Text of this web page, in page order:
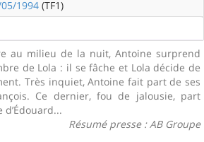
1994 (TF1)
au milieu de la nuit, Antoine surprend
de Lola : il se fâche et Lola décide de
Très inquiet, Antoine fait part de ses
Ce dernier, fou de jalousie, part
Résumé presse : AB Groupe